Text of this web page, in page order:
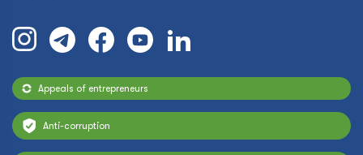
Appeals of entrepreneurs
Anti-corruption